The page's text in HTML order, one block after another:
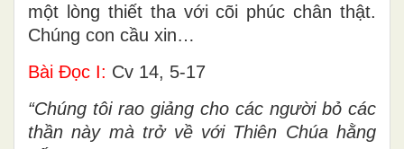
một lòng thiết tha với cõi phúc chân thật.
Chúng con cầu xin…
Bài Ðọc I: Cv 14, 5-17
“Chúng tôi rao giảng cho các người bỏ các
thần này mà trở về với Thiên Chúa hằng